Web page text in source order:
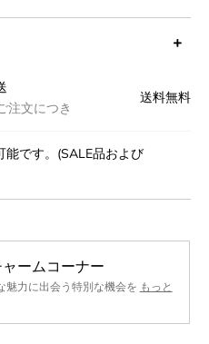
注文につき
送料無料
です。(SALE品および
ームコーナー
魅力に出会う特別な機会を もっと